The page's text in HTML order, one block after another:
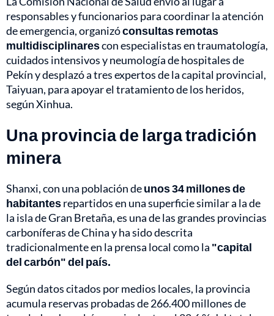
responsables y funcionarios para coordinar la atención
de emergencia, organizóconsultas remotas
multidisciplinarescon especialistas en traumatología,
cuidados intensivos y neumología de hospitales de
Pekín y desplazó a tres expertos de la capital provincial,
Taiyuan, para apoyar el tratamiento de los heridos,
según Xinhua.
Una provincia de larga tradición
minera
Shanxi, con una población deunos 34 millones de
habitantesrepartidos en una superficie similar a la de
la isla de Gran Bretaña, es una de las grandes provincias
carboníferas de China y ha sido descrita
tradicionalmente en la prensa local como la "capital
del carbón" del país.
Según datos citados por medios locales, la provincia
acumula reservas probadas de 266.400 millones de